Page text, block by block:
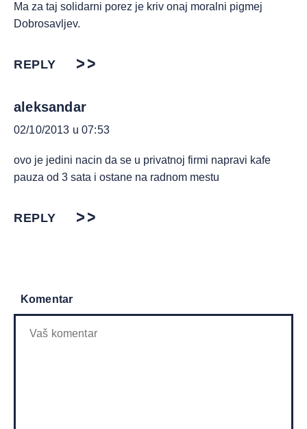
Ma za taj solidarni porez je kriv onaj moralni pigmej
Dobrosavljev.
REPLY
aleksandar
02/10/2013 u 07:53
ovo je jedini nacin da se u privatnoj firmi napravi kafe
pauza od 3 sata i ostane na radnom mestu
REPLY
Komentar